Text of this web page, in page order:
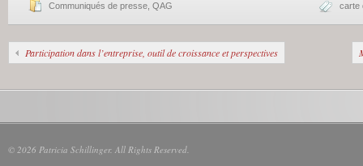
Communiqués de presse QAG carte
Participation dans l’entreprise, outil de croissance et perspectives
© 2026 Patricia Schillinger. All Rights Reserved.